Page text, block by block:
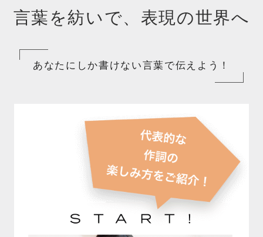
言葉を紡いで、表現の世界へ
あなたにしか書けない言葉で伝えよう！